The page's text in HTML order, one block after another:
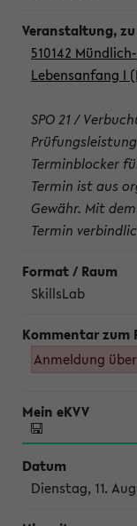
510142
Lebensanfang I
SPO 21 /
Terminblocker
Termin ist aus
Gewähr. Mit
Termin
SkillsLab
Anmeldung über
Dienstag, 11.